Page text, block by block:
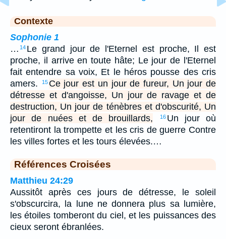
Contexte
Sophonie 1
… 14 Le grand jour de l'Eternel est proche, Il est
proche, il arrive en toute hâte; Le jour de l'Eternel
fait entendre sa voix, Et le héros pousse des cris
amers.
15 Ce jour est un jour de fureur, Un jour de
détresse et d'angoisse, Un jour de ravage et de
destruction, Un jour de ténèbres et d'obscurité, Un
jour de nuées et de brouillards,
16 Un jour où
retentiront la trompette et les cris de guerre Contre
les villes fortes et les tours élevées.…
Références Croisées
Matthieu 24:29
Aussitôt après ces jours de détresse, le soleil
s'obscurcira, la lune ne donnera plus sa lumière,
les étoiles tomberont du ciel, et les puissances des
cieux seront ébranlées.